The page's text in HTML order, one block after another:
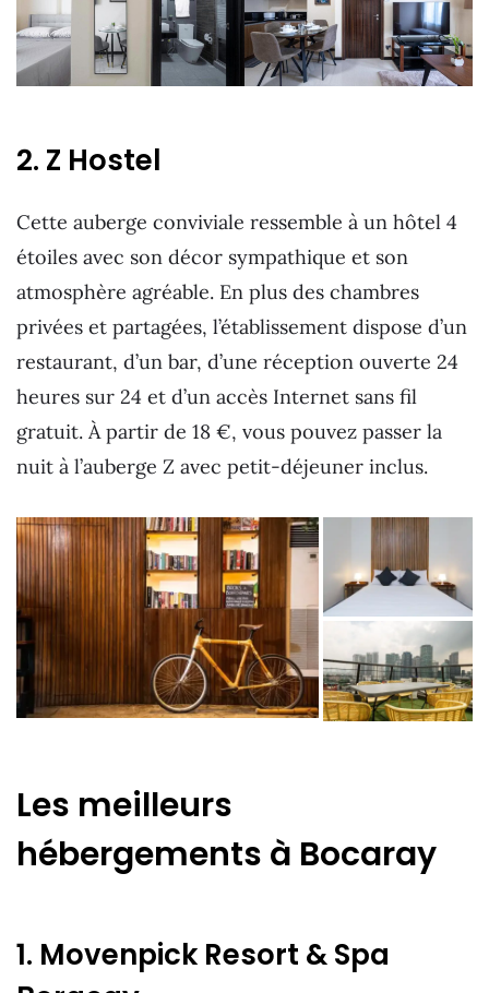
2. Z Hostel
Cette auberge conviviale ressemble à un hôtel 4
étoiles avec son décor sympathique et son
atmosphère agréable. En plus des chambres
privées et partagées, l’établissement dispose d’un
restaurant, d’un bar, d’une réception ouverte 24
heures sur 24 et d’un accès Internet sans fil
gratuit. À partir de 18 €, vous pouvez passer la
nuit à l’auberge Z avec petit-déjeuner inclus.
Les meilleurs
hébergements à Bocaray
1. Movenpick Resort & Spa